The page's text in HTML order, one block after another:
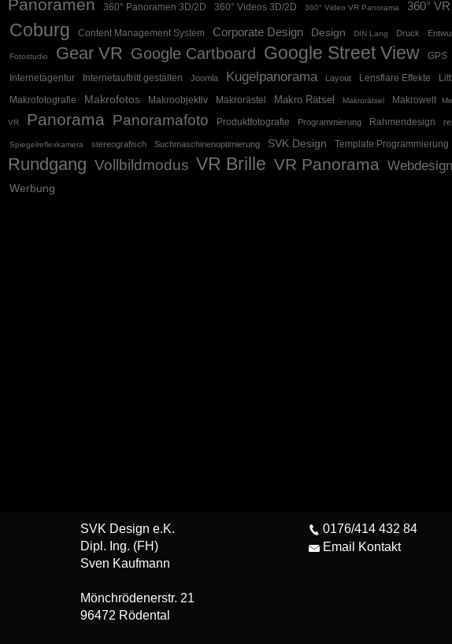
Panoramen
360° Panoramen 3D/2D 360° Videos 3D/2D 360° Video VR Panorama 360°
Coburg Content Management System Corporate Design Design DIN Lang Druck
Fotostudio Gear VR Google Cartboard Google Street View GPS
Internetagentur Internetauftritt gestalten Joomla Kugelpanorama Layout Lensflare Effekte
Makrofotografie
Makrofotos Makroobjektiv Makrorästel Makro Rätsel Makrorätsel Makrowelt
VR Panorama Panoramafoto Produktfotografie Programmierung Rahmendesign
Spiegelreflexkamera stereografisch Suchmaschinenoptimierung SVK Design Template Programmierung
Rundgang Vollbildmodus VR Brille VR Panorama Webdesign
Werbung
SVK Design e.K.
Dipl. Ing. (FH)
Sven Kaufmann
Mönchrödenerstr. 21
96472 Rödental
0176/414 432 84
Email Kontakt